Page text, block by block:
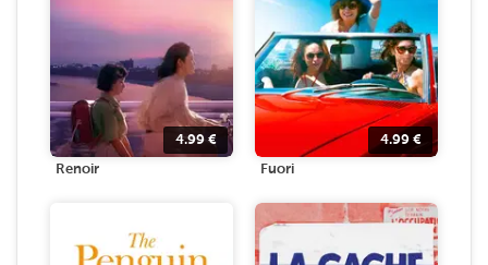
4.99 €
Renoir
4.99 €
Fuori